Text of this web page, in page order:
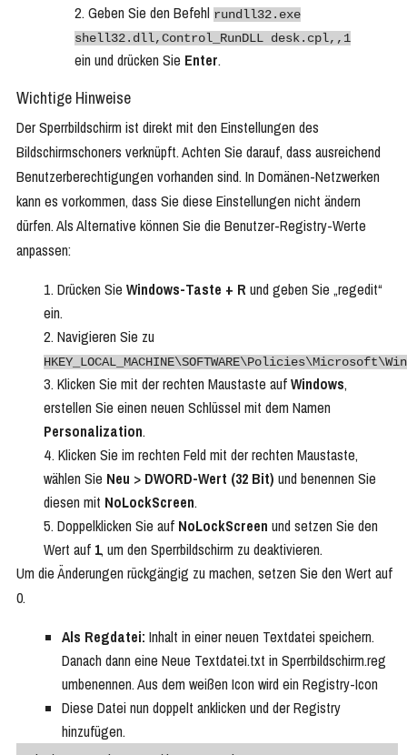
Geben Sie den Befehl rundll32.exe
shell32.dll,Control_RunDLL desk.cpl,,1
ein und drücken Sie Enter.
Wichtige Hinweise
Der Sperrbildschirm ist direkt mit den Einstellungen des
Bildschirmschoners verknüpft. Achten Sie darauf, dass ausreichend
Benutzerberechtigungen vorhanden sind. In Domänen-Netzwerken
kann es vorkommen, dass Sie diese Einstellungen nicht ändern
dürfen. Als Alternative können Sie die Benutzer-Registry-Werte
anpassen:
Drücken Sie Windows-Taste + Rund geben Sie „regedit“
ein.
Navigieren Sie zu
Klicken Sie mit der rechten Maustaste aufWindows,
erstellen Sie einen neuen Schlüssel mit dem Namen
Personalization.
Klicken Sie im rechten Feld mit der rechten Maustaste,
wählen Sie Neu > DWORD-Wert (32 Bit) und benennen Sie
diesen mit NoLockScreen.
Doppelklicken Sie auf NoLockScreen und setzen Sie den
Wert auf 1, um den Sperrbildschirm zu deaktivieren.
Um die Änderungen rückgängig zu machen, setzen Sie den Wert auf
0.
Als Regdatei: Inhalt in einer neuen Textdatei speichern.
Danach dann eine Neue Textdatei.txt in Sperrbildschirm.reg
umbenennen. Aus dem weißen Icon wird ein Registry-Icon
Diese Datei nun doppelt anklicken und der Registry
hinzufügen.